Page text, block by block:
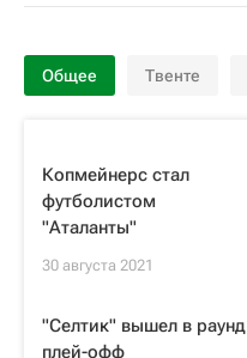
Общее Твенте
Копмейнерс стал
футболистом
"Аталанты"
30 августа 2021
"Селтик" вышел в раунд
плей-офф